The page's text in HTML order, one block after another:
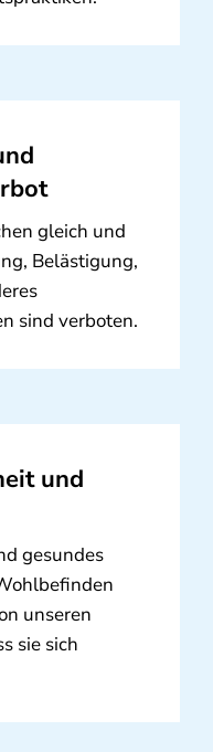
gleich und
Belästigung,
sind verboten.
und
gesundes
unseren
sie sich